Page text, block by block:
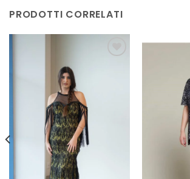
PRODOTTI CORRELATI
LISTA DEI
DESIDERI